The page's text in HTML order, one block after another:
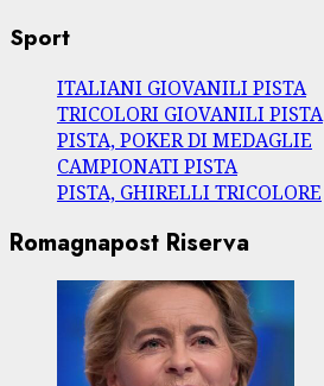
Sport
ITALIANI GIOVANILI PISTA
TRICOLORI GIOVANILI PISTA
PISTA, POKER DI MEDAGLIE
CAMPIONATI PISTA
PISTA, GHIRELLI TRICOLORE
Romagnapost Riserva